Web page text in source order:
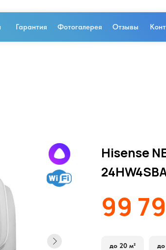
Фотогалерея
Гарантия Отзывы
Hisense
до 20 м² до
99